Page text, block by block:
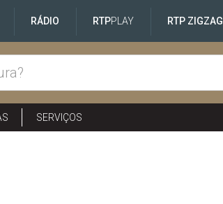
RÁDIO RTPPLAY RTP ZIGZAG
SERVIÇOS